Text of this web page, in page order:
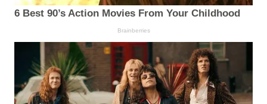
6 Best 90’s Action Movies From Your Childhood
Brainberries